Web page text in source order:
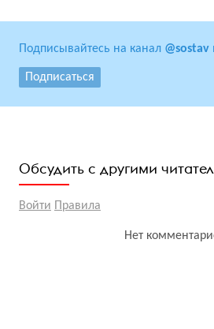
Подписывайтесь на канал @sostav
Подписаться
Обсудить с другими
Войти Правила
Нет